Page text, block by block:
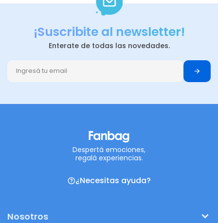
¡Suscribite al newsletter!
Enterate de todas las novedades.
Despertá emociones,
regalá experiencias.
¿Necesitas ayuda?
Nosotros